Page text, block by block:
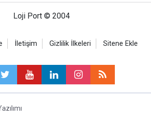
Loji Port © 2004
İletişim Gizlilik İlkeleri Sitene Ekle